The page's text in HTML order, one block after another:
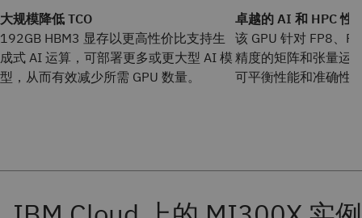
大规模降低 TCO
192GB HBM3 显存以更高性价比支持生
成式 AI 运算，可部署更多或更大型 AI 模
型，从而有效减少所需 GPU 数量。
卓越的 AI 和 HPC 性
该 GPU 针对 FP8、
精度的矩阵和张量运
可平衡性能和准确性